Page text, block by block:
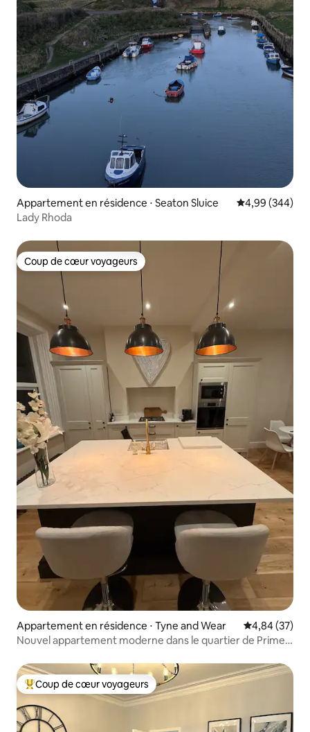
Appartement en résidence ⋅ Seaton Sluice Évaluation
4,99 (344)
Lady Rhoda
Coup de cœur voyageurs
Coup de cœur voyageurs
Appartement en résidence ⋅ Tyne and Wear Évaluation
4,84 (37)
Nouvel appartement moderne dans le quartier de Prime
Coups de cœur voyageurs les plus appréciés
Coup de cœur voyageurs